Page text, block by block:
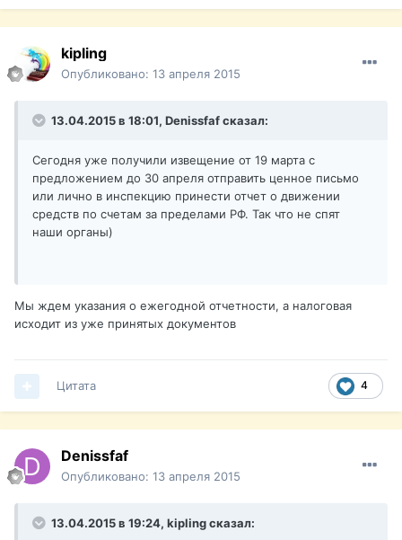
kipling
Опубликовано: 13 апреля 2015
13.04.2015 в 18:01, Denissfaf сказал:
Сегодня уже получили извещение от 19 марта с
предложением до 30 апреля отправить ценное письмо
или лично в инспекцию принести отчет о движении
средств по счетам за пределами РФ. Так что не спят
наши органы)
Мы ждем указания о ежегодной отчетности, а налоговая
исходит из уже принятых документов
4
Цитата
Denissfaf
Опубликовано: 13 апреля 2015
13.04.2015 в 19:24, kipling сказал: